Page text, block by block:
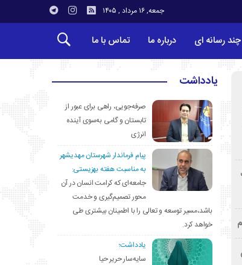
جمعه, ۱۶ مرداد , ۱۴۰۵
چند رسانه ای درباره ما تماس با ما
یادداشت
صرفه‌جویی، راهی برای عبور از
تابستان و گامی به‌سوی آینده
انرژی
پیام فرماندار شهرستان مهدیشهر
به مناسبت هفته بهزیستی:
جامعه‌ای که کرامت انسان در آن
محور تصمیم‌گیری و خدمت
باشد،مسیر توسعه و تعالی را با اطمینان بیشتری طی
خواهد کرد.
یادداشت؛
سایه‌سار حریر حیا